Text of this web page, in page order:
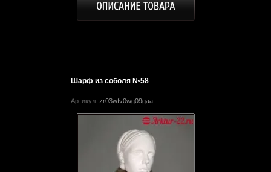
Шарф из соболя №58
Артикул: zr03wfv0wg09gaa